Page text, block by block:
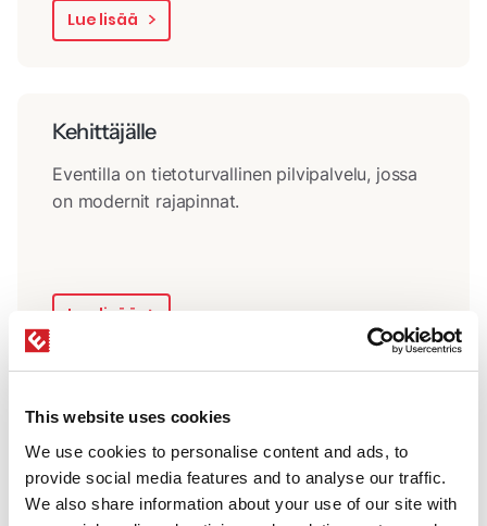
This website uses cookies
We use cookies to personalise content and ads, to
provide social media features and to analyse our traffic.
We also share information about your use of our site with
Lue lisää
Kehittäjälle
Eventilla on tietoturvallinen pilvipalvelu, jossa
on modernit rajapinnat.
Lue lisää